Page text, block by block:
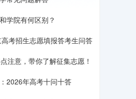
学院有何区别？
考招生志愿填报答考生问答
注意，带你了解征集志愿！
2026年高考十问十答